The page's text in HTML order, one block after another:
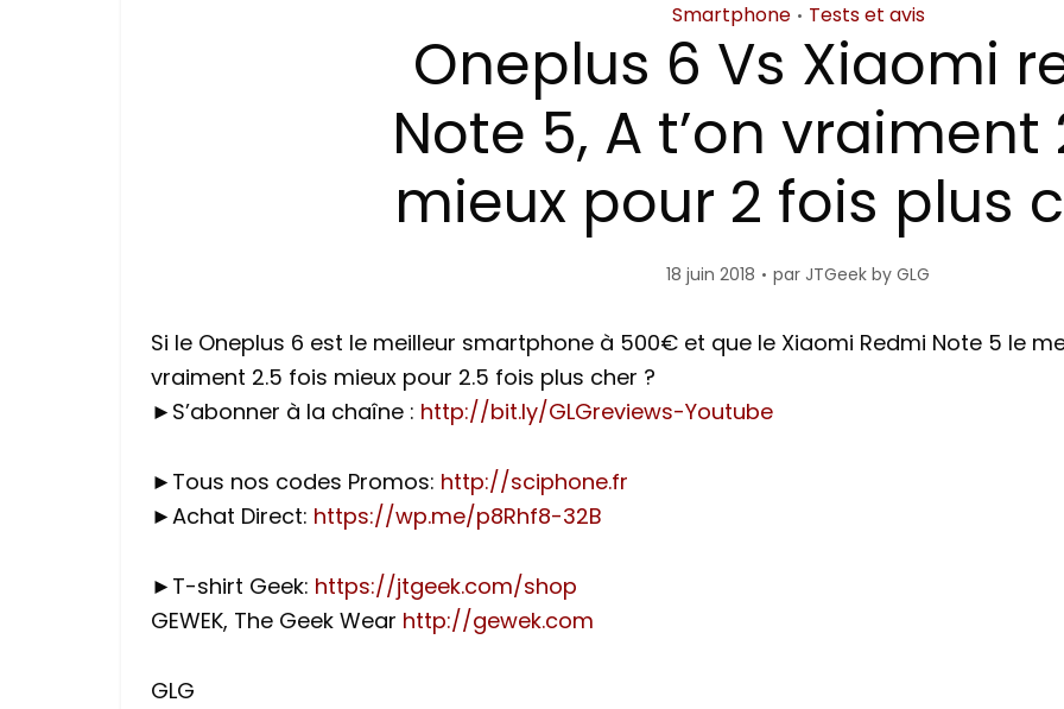
Smartphone • Tests et avis
Oneplus 6 Vs Xiaomi
Note 5, A t’on vraiment
mieux pour 2 fois plus
18 juin 2018 par JTGeek by GLG
Si le Oneplus 6 est le meilleur smartphone à 500€ et que le Xiaomi Redmi Note 5 le
vraiment 2.5 fois mieux pour 2.5 fois plus cher ?
►S’abonner à la chaîne : http://bit.ly/GLGreviews-Youtube
►Tous nos codes Promos: http://sciphone.fr
►Achat Direct: https://wp.me/p8Rhf8-32B
►T-shirt Geek: https://jtgeek.com/shop
GEWEK, The Geek Wear http://gewek.com
GLG